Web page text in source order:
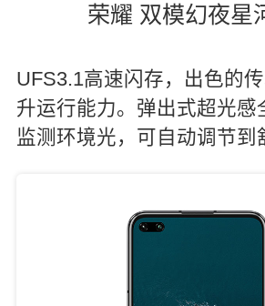
荣耀 双模幻夜星
UFS3.1高速闪存，出色的
升运行能力。弹出式超光感
监测环境光，可自动调节到